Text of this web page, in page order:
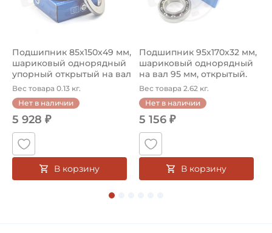
Подшипник 85х150х49 мм,
шариковый однорядный
упорный открытый на вал
85...
Вес товара 0.13 кг.
Нет в наличии
5 928 ₽
В корзину
Подшипник 95х170х32 мм,
шариковый однорядный
на вал 95 мм, открытый.
Ар...
Вес товара 2.62 кг.
Нет в наличии
5 156 ₽
В корзину